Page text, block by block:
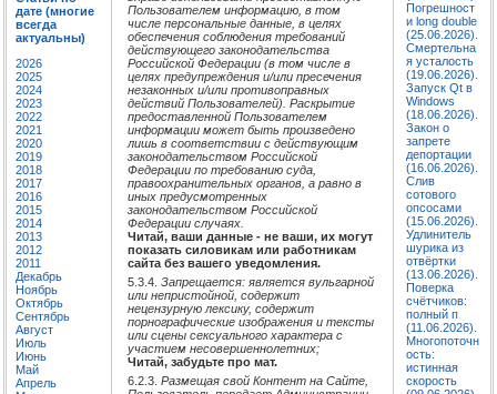
дате (многие
всегда
актуальны)
2026
2025
2024
2023
2022
2021
2020
2019
2018
2017
2016
2015
2014
2013
2012
2011
Декабрь
Ноябрь
Октябрь
Сентябрь
Август
Июль
Июнь
Май
Апрель
Пользователем информацию, в том
числе персональные данные, в целях
обеспечения соблюдения требований
действующего законодательства
Российской Федерации (в том числе в
целях предупреждения и/или пресечения
незаконных и/или противоправных
действий Пользователей). Раскрытие
предоставленной Пользователем
информации может быть произведено
лишь в соответствии с действующим
законодательством Российской
Федерации по требованию суда,
правоохранительных органов, а равно в
иных предусмотренных
законодательством Российской
Федерации случаях.
Читай, ваши данные - не ваши, их могут
показать силовикам или работникам
сайта без вашего уведомления.
5.3.4. Запрещается: является вульгарной
или непристойной, содержит
нецензурную лексику, содержит
порнографические изображения и тексты
или сцены сексуального характера с
участием несовершеннолетних;
Читай, забудьте про мат.
6.2.3. Размещая свой Контент на Сайте,
Погрешност
и long double
(25.06.2026).
Смертельна
я усталость
(19.06.2026).
Запуск Qt в
Windows
(18.06.2026).
Закон о
запрете
депортации
(16.06.2026).
Слив
сотового
опсосами
(15.06.2026).
Удлинитель
шурика из
отвёртки
(13.06.2026).
Поверка
счётчиков:
полный п
(11.06.2026).
Многопоточн
ость:
истинная
скорость